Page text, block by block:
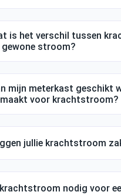
is het verschil tussen
gewone stroom?
mijn meterkast geschikt
voor krachtstroom?
jullie krachtstroom
nodig voor